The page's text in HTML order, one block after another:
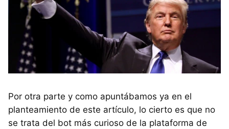
Por otra parte y como apuntábamos ya en el
planteamiento de este artículo, lo cierto es que no
se trata del bot más curioso de la plataforma de